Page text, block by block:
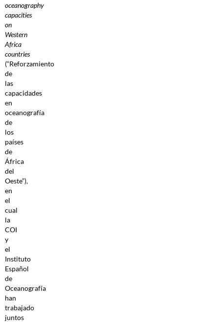
oceanography
capacities
on
Western
Africa
countries
(“Reforzamiento
de
las
capacidades
en
oceanografía
de
los
países
de
África
del
Oeste”),
en
el
cual
la
COI
y
el
Instituto
Español
de
Oceanografía
han
trabajado
juntos